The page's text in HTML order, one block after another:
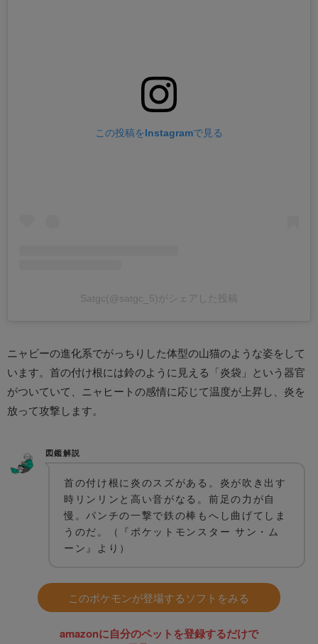
この投稿をInstagramで見る
Satgc(@satgc_5)がシェアした投稿
ニャビーの進化系でがっちりした体型の山猫のような姿をして
います。首の付け根には鈴のように見える「炎袋」という器官
がついていて、ニャヒートの感情に応じて温度が上昇し、炎を
放って攻撃します。
図鑑解説
首の付け根に炎のスズがある。炎が吹き出す
時リンリンと高い音がなる。前足の力が自
慢。パンチの一撃で鉄の棒もへし曲げてしま
うのだ。（『ポケットモンスター サン・ム
ーン』より）
このポケモンが登場するソフトをみる
amazonに自分のペットを登録するだけで